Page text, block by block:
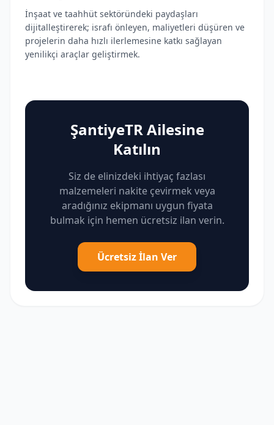
İnşaat ve taahhüt sektöründeki paydaşları
dijitalleştirerek; israfı önleyen, maliyetleri düşüren ve
projelerin daha hızlı ilerlemesine katkı sağlayan
yenilikçi araçlar geliştirmek.
ŞantiyeTR Ailesine
Katılın
Siz de elinizdeki ihtiyaç fazlası
malzemeleri nakite çevirmek veya
aradığınız ekipmanı uygun fiyata
bulmak için hemen ücretsiz ilan verin.
Ücretsiz İlan Ver